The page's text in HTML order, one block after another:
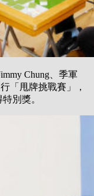
Chung、季軍
「甩牌挑戰賽」，
別獎。